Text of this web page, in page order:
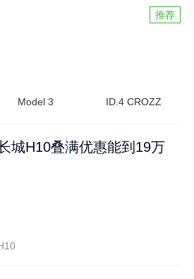
推荐
Model 3 ID.4 CROZZ
城H10叠满优惠能到19万